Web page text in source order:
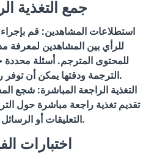
جمع التغذية
استطلاعات المشاهدين: قم
للرأي بين المشاهدين لمعرفة
للمحتوى المترجم. أسئلة
الترجمة ودقتها يمكن أن توفر رؤى قيمة.
التغذية الراجعة المباشرة: شجع
تقديم تغذية راجعة مباشرة حول
التعليقات أو الرسائل.
اختبارات